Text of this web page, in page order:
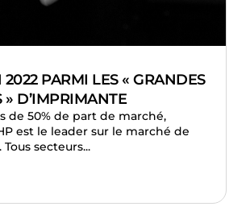
2022 PARMI LES « GRANDES
» D’IMPRIMANTE
de 50% de part de marché,
est le leader sur le marché de
secteurs...